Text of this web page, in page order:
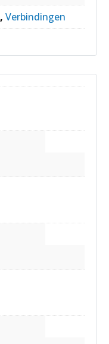
, Verbindingen